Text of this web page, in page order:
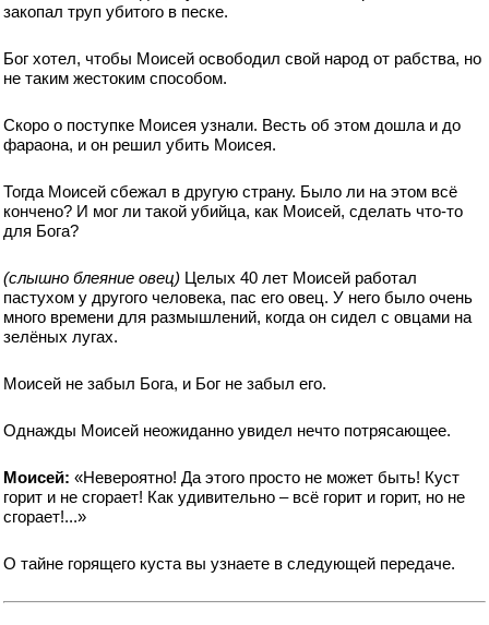
закопал труп убитого в песке.
Бог хотел, чтобы Моисей освободил свой народ от рабства, но
не таким жестоким способом.
Скоро о поступке Моисея узнали. Весть об этом дошла и до
фараона, и он решил убить Моисея.
Тогда Моисей сбежал в другую страну. Было ли на этом всё
кончено? И мог ли такой убийца, как Моисей, сделать что-то
для Бога?
(слышно блеяние овец) Целых 40 лет Моисей работал
пастухом у другого человека, пас его овец. У него было очень
много времени для размышлений, когда он сидел с овцами на
зелёных лугах.
Моисей не забыл Бога, и Бог не забыл его.
Однажды Моисей неожиданно увидел нечто потрясающее.
Моисей: «Невероятно! Да этого просто не может быть! Куст
горит и не сгорает! Как удивительно – всё горит и горит, но не
сгорает!...»
О тайне горящего куста вы узнаете в следующей передаче.